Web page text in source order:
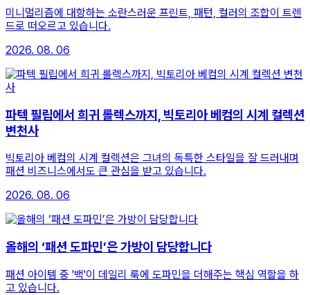
미니멀리즘에 대항하는 소란스러운 프린트, 패턴, 컬러의 조합이 트렌
드로 떠오르고 있습니다.
2026. 08. 06
파텍 필립에서 희귀 롤렉스까지, 빅토리아 베컴의 시계 컬렉션
변천사
빅토리아 베컴의 시계 컬렉션은 그녀의 독특한 스타일을 잘 드러내며
패션 비즈니스에서도 큰 관심을 받고 있습니다.
2026. 08. 06
올해의 ‘패션 도파민’은 가방이 담당합니다
패션 아이템 중 '백'이 데일리 룩에 도파민을 더해주는 핵심 역할을 하
고 있습니다.